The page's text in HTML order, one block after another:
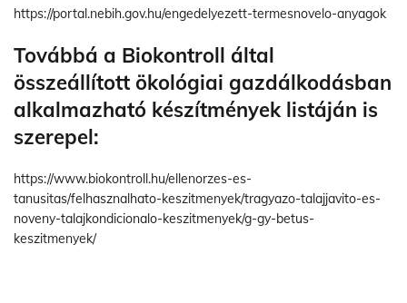
https://portal.nebih.gov.hu/engedelyezett-termesnovelo-anyagok
Továbbá a Biokontroll által
összeállított ökológiai gazdálkodásban
alkalmazható készítmények listáján is
szerepel:
https://www.biokontroll.hu/ellenorzes-es-
tanusitas/felhasznalhato-keszitmenyek/tragyazo-talajjavito-es-
noveny-talajkondicionalo-keszitmenyek/g-gy-betus-
keszitmenyek/